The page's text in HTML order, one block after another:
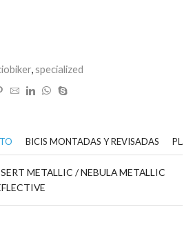
specialized
BICIS MONTADAS Y REVISADAS
METALLIC / NEBULA METALLIC